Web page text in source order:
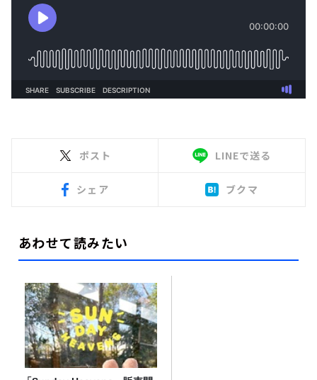
ポスト LINEで送る
シェア ブクマ
あわせて読みたい